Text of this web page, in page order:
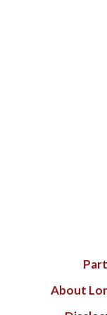
About